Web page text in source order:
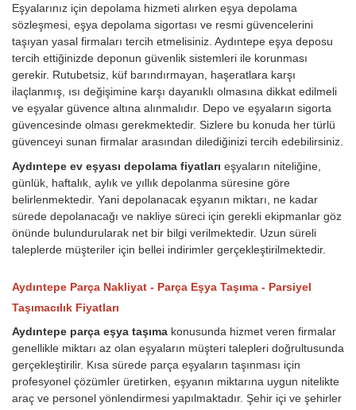
Eşyalarınız için depolama hizmeti alırken eşya depolama
sözleşmesi, eşya depolama sigortası ve resmi güvencelerini
taşıyan yasal firmaları tercih etmelisiniz. Aydıntepe eşya deposu
tercih ettiğinizde deponun güvenlik sistemleri ile korunması
gerekir. Rutubetsiz, küf barındırmayan, haşeratlara karşı
ilaçlanmış, ısı değişimine karşı dayanıklı olmasına dikkat edilmeli
ve eşyalar güvence altına alınmalıdır. Depo ve eşyaların sigorta
güvencesinde olması gerekmektedir. Sizlere bu konuda her türlü
güvenceyi sunan firmalar arasından dilediğinizi tercih edebilirsiniz.
Aydıntepe ev eşyası depolama fiyatları eşyaların niteliğine,
günlük, haftalık, aylık ve yıllık depolanma süresine göre
belirlenmektedir. Yani depolanacak eşyanın miktarı, ne kadar
sürede depolanacağı ve nakliye süreci için gerekli ekipmanlar göz
önünde bulundurularak net bir bilgi verilmektedir. Uzun süreli
taleplerde müşteriler için bellei indirimler gerçekleştirilmektedir.
Aydıntepe Parça Nakliyat - Parça Eşya Taşıma - Parsiyel
Taşımacılık Fiyatları
Aydıntepe parça eşya taşıma konusunda hizmet veren firmalar
genellikle miktarı az olan eşyaların müşteri talepleri doğrultusunda
gerçekleştirilir. Kısa sürede parça eşyaların taşınması için
profesyonel çözümler üretirken, eşyanın miktarına uygun nitelikte
araç ve personel yönlendirmesi yapılmaktadır. Şehir içi ve şehirler